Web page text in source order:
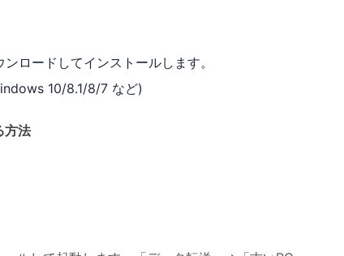
ロードしてインストールします。
10/8.1/8/7 など)
方法